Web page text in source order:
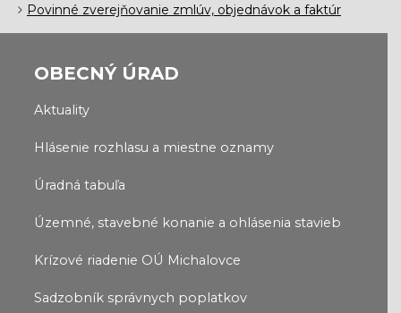
Povinné zverejňovanie zmlúv, objednávok a faktúr
OBECNÝ ÚRAD
Aktuality
Hlásenie rozhlasu a miestne oznamy
Úradná tabuľa
Územné, stavebné konanie a ohlásenia stavieb
Krízové riadenie OÚ Michalovce
Sadzobník správnych poplatkov